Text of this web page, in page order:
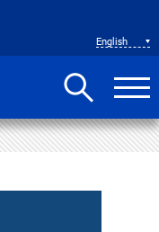
English